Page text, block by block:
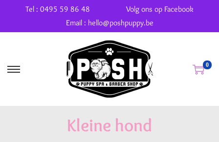
Tel : 0495 59 86 48
Volg ons op Facebook
Email : hello@poshpuppy.be
0
Kleine hond